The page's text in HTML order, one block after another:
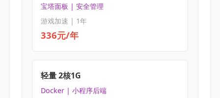
宝塔面板 | 安全管理
游戏加速 | 1年
336元/年
轻量 2核1G
Docker | 小程序后端